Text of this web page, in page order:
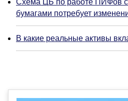
Схема ЦБ по работе ПИФов
бумагами потребует
В какие реальные активы